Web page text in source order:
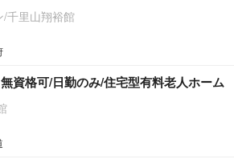
千里山翔裕館
資格可/日勤のみ/住宅型有料老人ホーム